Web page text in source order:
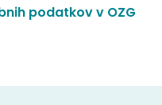
podatkov v OZG